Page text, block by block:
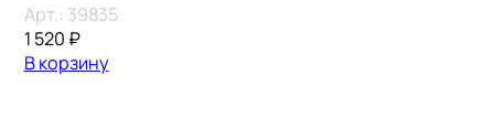
Арт.: 39835
1 520 ₽
В корзину